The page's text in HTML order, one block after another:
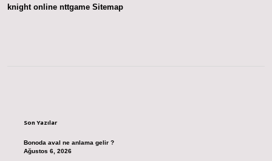
knight online nttgame Sitemap
Son Yazılar
Bonoda aval ne anlama gelir ?
Ağustos 6, 2026